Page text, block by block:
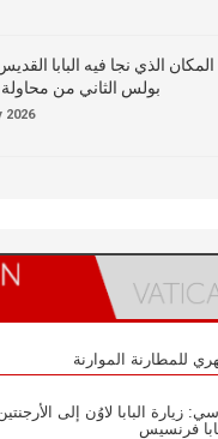
المكان الذي نجا فيه البابا
بولس الثاني من محاولة
2026
للمطارنة الموارنة
زيارة البابا لاوُن إلى
فرنسيس